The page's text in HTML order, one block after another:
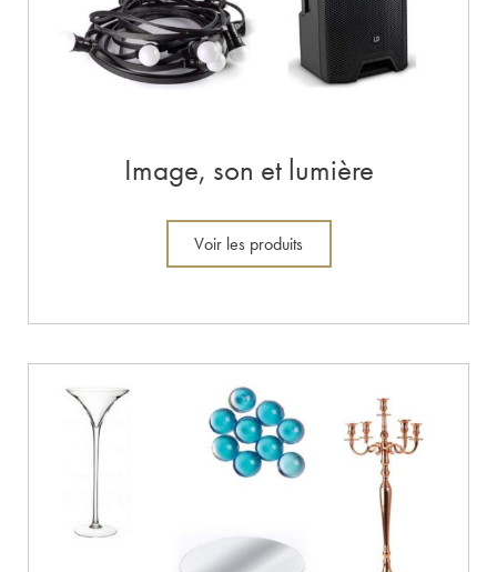
Image, son et lumière
Voir les produits